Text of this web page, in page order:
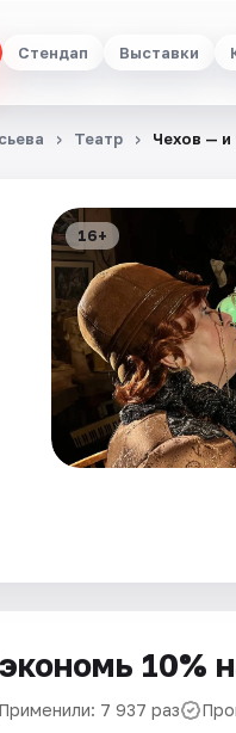
Стендап Выставки
Театр Чехов — и
16+
10%
Применили: 7 937 раз